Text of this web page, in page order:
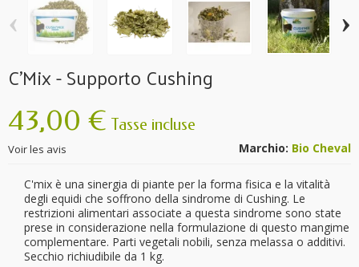
‹ ›
C'Mix - Supporto Cushing
Marchio: Bio Cheval
43,00 € Tasse incluse
Voir les avis
C'mix è una sinergia di piante per la forma fisica e la vitalità
degli equidi che soffrono della sindrome di Cushing. Le
restrizioni alimentari associate a questa sindrome sono state
prese in considerazione nella formulazione di questo mangime
complementare. Parti vegetali nobili, senza melassa o additivi.
Secchio richiudibile da 1 kg.